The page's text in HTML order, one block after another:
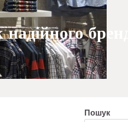
бренду
Пошук